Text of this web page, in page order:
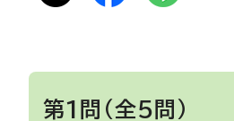
第1問（全5問）